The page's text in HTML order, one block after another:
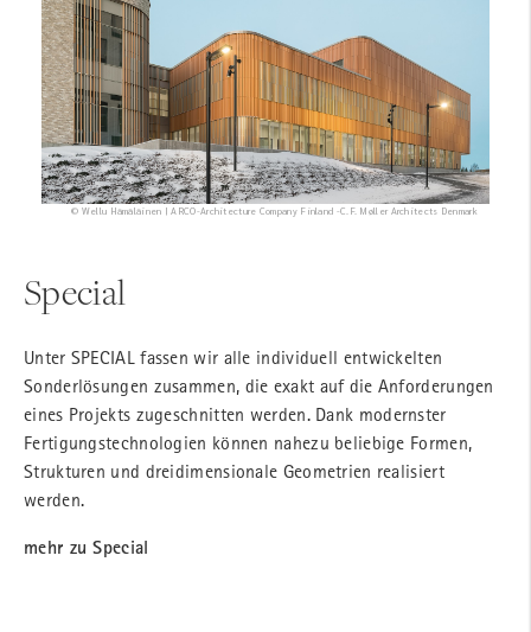
© Wellu Hämäläinen | ARCO-Architecture Company Finland -C.F. Møller Architects Denmark
Special
Unter SPECIAL fassen wir alle individuell entwickelten
Sonderlösungen zusammen, die exakt auf die Anforderungen
eines Projekts zugeschnitten werden. Dank modernster
Fertigungstechnologien können nahezu beliebige Formen,
Strukturen und dreidimensionale Geometrien realisiert
werden.
mehr zu Special